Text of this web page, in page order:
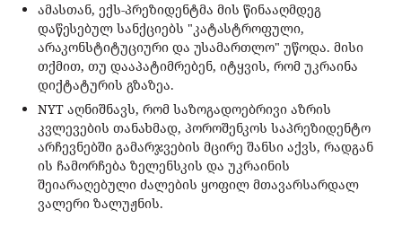
ამასთან, ექს-პრეზიდენტმა მის წინააღმდეგ
დაწესებულ სანქციებს "კატასტროფული,
არაკონსტიტუციური და უსამართლო" უწოდა. მისი
თქმით, თუ დააპატიმრებენ, იტყვის, რომ უკრაინა
დიქტატურის გზაზეა.
NYT აღნიშნავს, რომ საზოგადოებრივი აზრის
კვლევების თანახმად, პოროშენკოს საპრეზიდენტო
არჩევნებში გამარჯვების მცირე შანსი აქვს, რადგან
ის ჩამორჩება ზელენსკის და უკრაინის
შეიარაღებული ძალების ყოფილ მთავარსარდალ
ვალერი ზალუჟნის.